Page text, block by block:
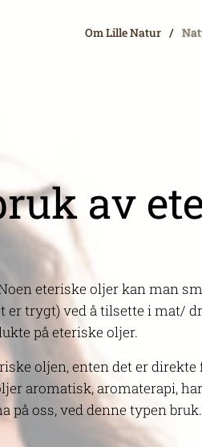
Om Lille Natur
av
eteriske oljer kan man
trygt) ved å tilsette i mat/
på eteriske oljer.
oljen, enten det er
aromatisk, aromaterapi,
på oss, ved denne typen bruk.